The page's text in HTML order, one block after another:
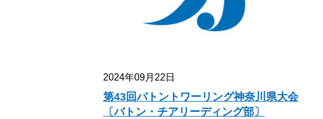
2024年09月22日
第43回バトントワーリング神奈川県大会
〔バトン・チアリーディング部〕